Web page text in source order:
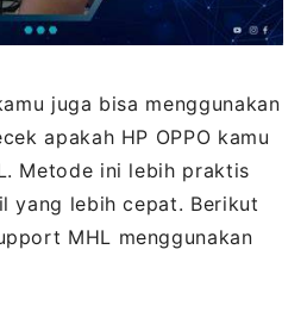
juga bisa menggunakan
apakah HP OPPO kamu
Metode ini lebih praktis
yang lebih cepat. Berikut
MHL menggunakan